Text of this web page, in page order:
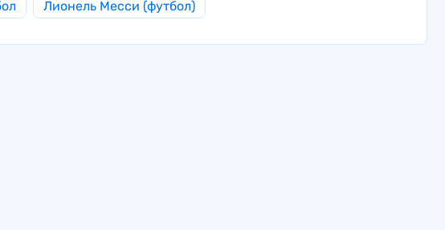
Лионель Месси (футбол)